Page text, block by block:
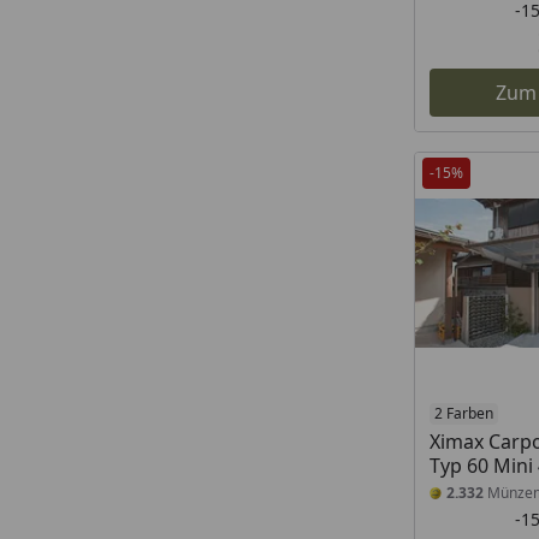
-
-15%
2 Farben
Ximax
Typ 60 Mini
2.332
-